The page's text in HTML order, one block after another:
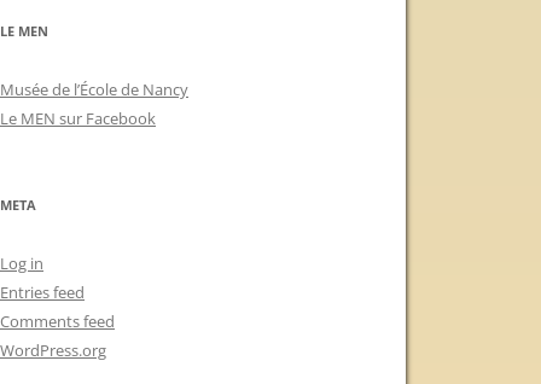
LE MEN
Musée de l’École de Nancy
Le MEN sur Facebook
META
Log in
Entries feed
Comments feed
WordPress.org